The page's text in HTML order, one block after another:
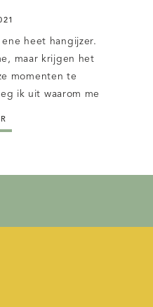
heet hangijzer.
maar krijgen het
momenten te
ik uit waarom me